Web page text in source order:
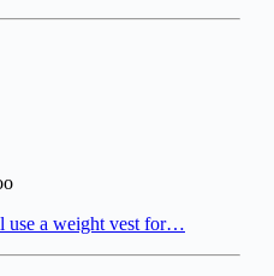
use a weight vest for…